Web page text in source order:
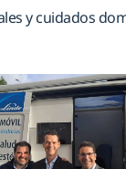
y cuidados